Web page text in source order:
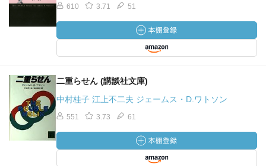
610 3.71 51
二重らせん (講談社文庫)
中村桂子 江上不二夫 ジェームス・D.ワトソン
551 3.73 61